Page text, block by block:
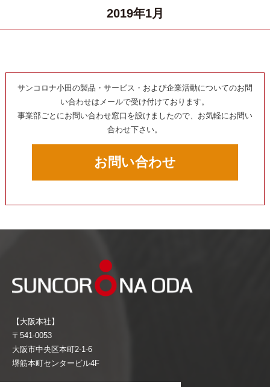
2019年1月
サンコロナ小田の製品・サービス・および企業活動についてのお問
い合わせはメールで受け付けております。
事業部ごとにお問い合わせ窓口を設けましたので、お気軽にお問い
合わせ下さい。
お問い合わせ
【大阪本社】
〒541-0053
大阪市中央区本町2-1-6
堺筋本町センタービル4F